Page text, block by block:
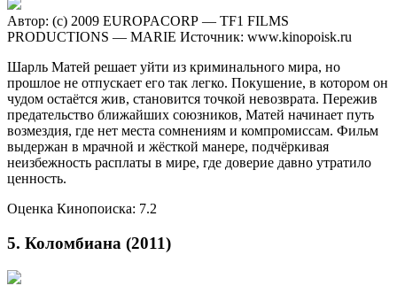
Автор: (c) 2009 EUROPACORP — TF1 FILMS
PRODUCTIONS — MARIE Источник: www.kinopoisk.ru
Шарль Матей решает уйти из криминального мира, но
прошлое не отпускает его так легко. Покушение, в котором он
чудом остаётся жив, становится точкой невозврата. Пережив
предательство ближайших союзников, Матей начинает путь
возмездия, где нет места сомнениям и компромиссам. Фильм
выдержан в мрачной и жёсткой манере, подчёркивая
неизбежность расплаты в мире, где доверие давно утратило
ценность.
Оценка Кинопоиска: 7.2
5. Коломбиана (2011)